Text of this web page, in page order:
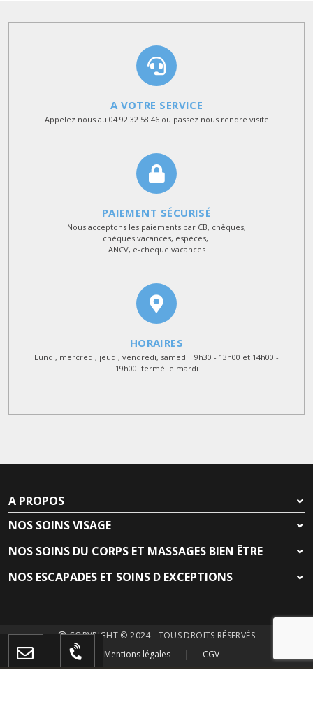
A VOTRE SERVICE
Appelez nous au 04 92 32 58 46 ou passez nous rendre visite
PAIEMENT SÉCURISÉ
Nous acceptons les paiements par CB, chèques,
chèques vacances, espèces,
ANCV, e-cheque vacances
HORAIRES
Lundi, mercredi, jeudi, vendredi, samedi : 9h30 - 13h00 et 14h00 -
19h00 fermé le mardi
A PROPOS
NOS SOINS VISAGE
NOS SOINS DU CORPS ET MASSAGES BIEN ÊTRE
NOS ESCAPADES ET SOINS D EXCEPTIONS
COPYRIGHT © 2024 - TOUS DROITS RÉSERVÉS
Mentions légales
|
CGV
Propulsé parSEPTEO HOSPITALITY SOLUTIONS
expérience d’achat. En continuant à naviguer sur notre site vous
acceptez notre politique en matière de cookies.
Accepter
Refuser